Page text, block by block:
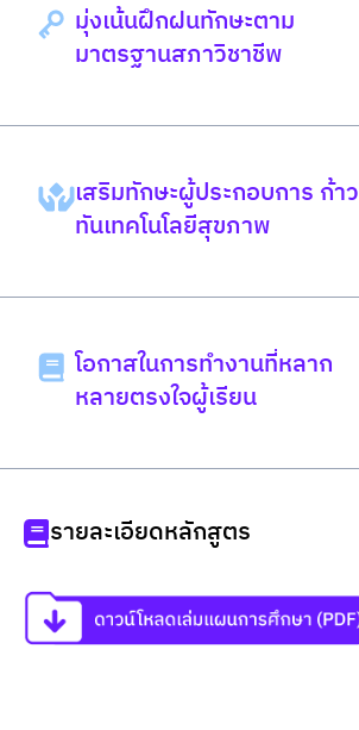
มุ่งเน้นฝึกฝนทักษะตาม
มาตรฐานสภาวิชาชีพ
เสริมทักษะผู้ประกอบการ ก้าว
ทันเทคโนโลยีสุขภาพ
โอกาสในการทำงานที่หลาก
หลายตรงใจผู้เรียน
รายละเอียดหลักสูตร